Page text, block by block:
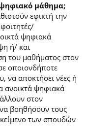
ψηφιακό μάθημα;
εφικτή την
ψηφιακά
ή/ και
του μαθήματος στον
οποιονδήποτε
να αποκτήσει νέες ή
ανοικτά ψηφιακά
στον
βοηθήσουν τους
των σπουδών